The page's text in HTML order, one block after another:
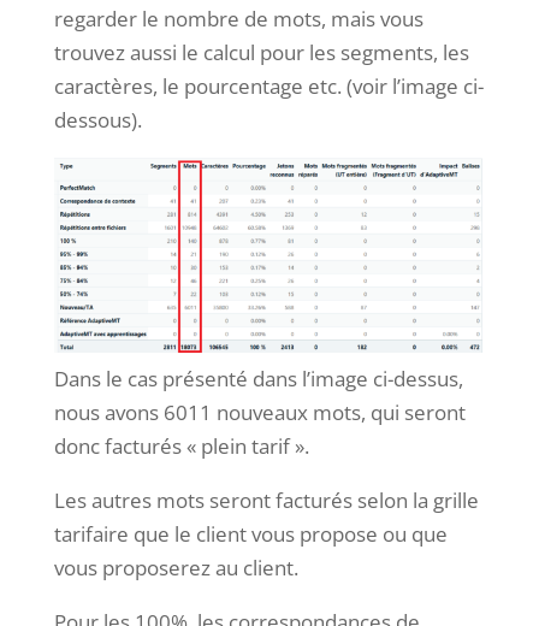
regarder le nombre de mots, mais vous
trouvez aussi le calcul pour les segments, les
caractères, le pourcentage etc. (voir l’image ci-
dessous).
Dans le cas présenté dans l’image ci-dessus,
nous avons 6011 nouveaux mots, qui seront
donc facturés « plein tarif ».
Les autres mots seront facturés selon la grille
tarifaire que le client vous propose ou que
vous proposerez au client.